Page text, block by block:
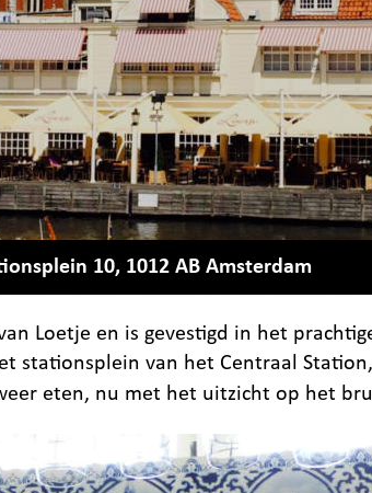
10, 1012 AB Amsterdam
Loetje en is gevestigd in het
stationsplein van het Centraal
eten, nu met het uitzicht op het